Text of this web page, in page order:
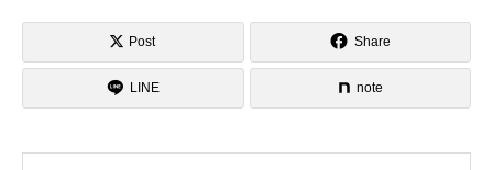
Post Share
LINE note